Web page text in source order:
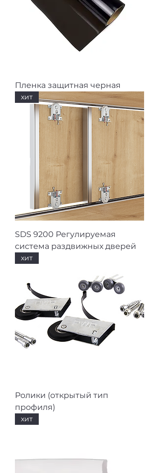
Пленка защитная черная
хит
SDS 9200 Регулируемая
система раздвижных дверей
хит
Ролики (открытый тип
профиля)
хит